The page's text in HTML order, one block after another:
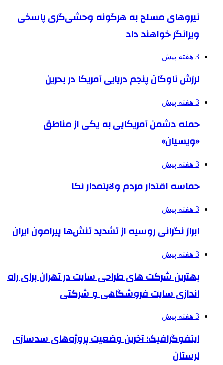
نیروهای مسلح به هرگونه وحشی‌گری پاسخی
ویرانگر خواهند داد
3 هفته پیش
لرزش ناوگان پنجم دریایی آمریکا در بحرین
3 هفته پیش
حمله دشمن آمریکایی به یکی از مناطق
«ویسیان»
3 هفته پیش
حماسه اقتدار مردم ولایتمدار نکا
3 هفته پیش
ابراز نگرانی روسیه از تشدید تنش‌ها پیرامون ایران
3 هفته پیش
بهترین شرکت های طراحی سایت در تهران برای راه
اندازی سایت فروشگاهی و شرکتی
3 هفته پیش
اینفوگرافیک؛ آخرین وضعیت پروژه‌های سدسازی
لرستان